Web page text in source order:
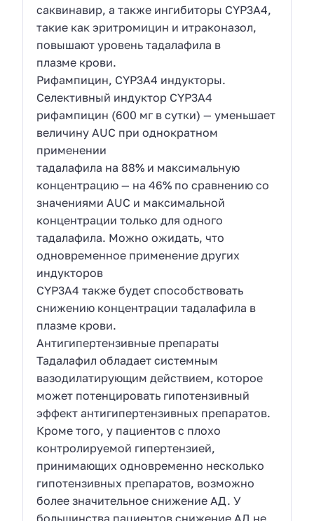
саквинавир, а также ингибиторы CYP3A4,
такие как эритромицин и итраконазол,
повышают уровень тадалафила в
плазме крови.
Рифампицин, CYP3A4 индукторы.
Селективный индуктор CYP3A4
рифампицин (600 мг в сутки) — уменьшает
величину AUC при однократном
применении
тадалафила на 88% и максимальную
концентрацию — на 46% по сравнению со
значениями AUC и максимальной
концентрации только для одного
тадалафила. Можно ожидать, что
одновременное применение других
индукторов
CYP3A4 также будет способствовать
снижению концентрации тадалафила в
плазме крови.
Антигипертензивные препараты
Тадалафил обладает системным
вазодилатирующим действием, которое
может потенцировать гипотензивный
эффект антигипертензивных препаратов.
Кроме того, у пациентов с плохо
контролируемой гипертензией,
принимающих одновременно несколько
гипотензивных препаратов, возможно
более значительное снижение АД. У
большинства пациентов снижение АД не